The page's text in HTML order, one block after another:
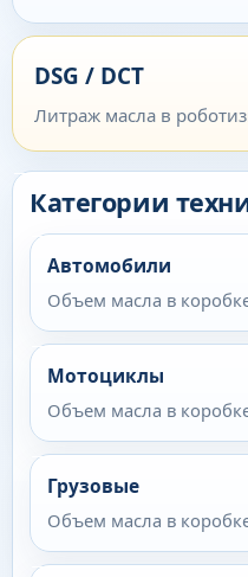
DSG / DCT
Литраж масла в
Категории
Автомобили
Объем масла в
Мотоциклы
Объем масла в
Грузовые
Объем масла в